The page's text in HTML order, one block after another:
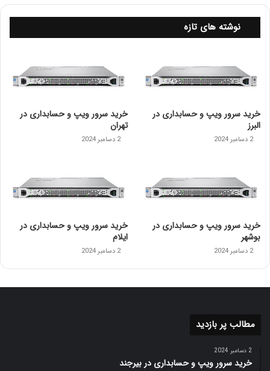
نوشته های تازه
خرید سرور ویپ و حسابداری در
البرز
2 دسامبر 2024
خرید سرور ویپ و حسابداری در
تهران
2 دسامبر 2024
خرید سرور ویپ و حسابداری در
بوشهر
2 دسامبر 2024
خرید سرور ویپ و حسابداری در
ایلام
2 دسامبر 2024
مطالب پر بازدید
2 دسامبر 2024
خرید سرور ویپ و حسابداری در بیرجند